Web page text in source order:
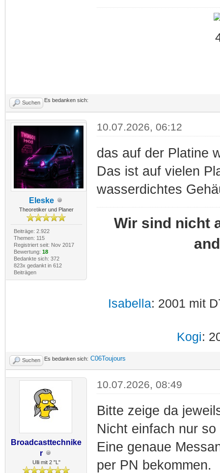
Suchen Es bedanken sich:
Eleske
Theoretiker und Planer
Beiträge: 2.922
Themen: 115
Registriert seit: Nov 2017
Bewertung: 18
Bedankte sich: 372
823x gedankt in 612
Beiträgen
10.07.2026, 06:12
das auf der Platine
Das ist auf vielen
wasserdichtes
Wir sind nicht
Isabella: 2001 mit
Kogi:
Suchen Es bedanken sich: C06Toujours
Broadcasttechnike
r
Ulli mit 2 "L"
10.07.2026, 08:49
Bitte zeige da
Nicht einfach nur
Eine genaue
per PN bekommen.